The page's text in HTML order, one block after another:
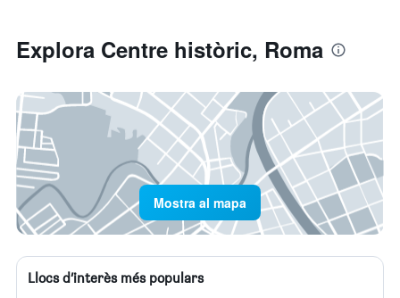
Explora Centre històric, Roma
Mostra al mapa
Llocs d’interès més populars